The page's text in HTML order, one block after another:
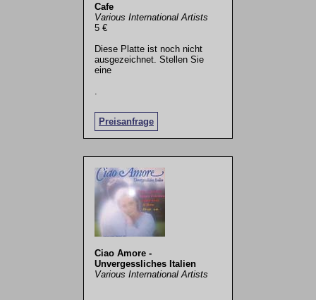
Cafe
Various International Artists
5 €
Diese Platte ist noch nicht
ausgezeichnet. Stellen Sie
eine
Preisanfrage
Ciao Amore -
Unvergessliches Italien
Various International Artists